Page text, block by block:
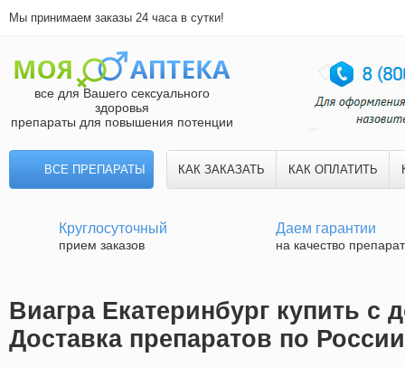
Мы принимаем заказы 24 часа в сутки!
все для Вашего сексуального
здоровья
препараты для повышения потенции
ВСЕ ПРЕПАРАТЫ КАК ЗАКАЗАТЬ КАК ОПЛАТИТЬ
Круглосуточный
прием заказов
Даем гарантии
на качество
Виагра Екатеринбург купить с
Доставка препаратов по России